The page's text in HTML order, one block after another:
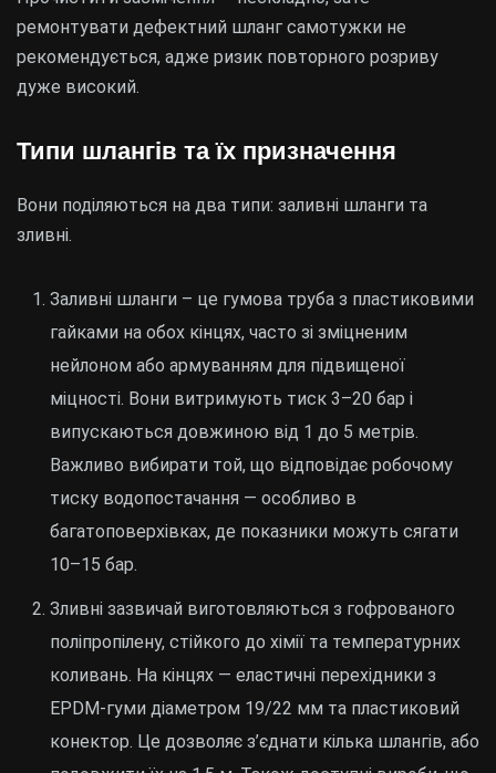
ремонтувати дефектний шланг самотужки не
рекомендується, адже ризик повторного розриву
дуже високий.
Типи шлангів та їх призначення
Вони поділяються на два типи: заливні шланги та
зливні.
Заливні шланги – це гумова труба з пластиковими
гайками на обох кінцях, часто зі зміцненим
нейлоном або армуванням для підвищеної
міцності. Вони витримують тиск 3–20 бар і
випускаються довжиною від 1 до 5 метрів.
Важливо вибирати той, що відповідає робочому
тиску водопостачання — особливо в
багатоповерхівках, де показники можуть сягати
10–15 бар.
Зливні зазвичай виготовляються з гофрованого
поліпропілену, стійкого до хімії та температурних
коливань. На кінцях — еластичні перехідники з
EPDM-гуми діаметром 19/22 мм та пластиковий
конектор. Це дозволяє з’єднати кілька шлангів, або